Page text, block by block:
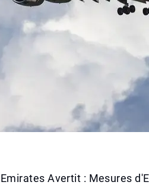
Emirates Avertit : Mesures